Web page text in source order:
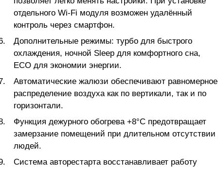
отдельного Wi-Fi модуля возможен удалённый
контроль через смартфон.
Дополнительные режимы: турбо для быстрого
охлаждения, ночной Sleep для комфортного сна,
ECO для экономии энергии.
Автоматические жалюзи обеспечивают равномерное
распределение воздуха как по вертикали, так и по
горизонтали.
Функция дежурного обогрева +8°C предотвращает
замерзание помещений при длительном отсутствии
людей.
Система авторестарта восстанавливает работу